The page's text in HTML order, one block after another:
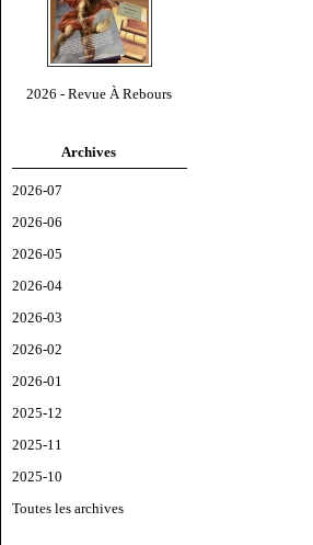
2026 - Revue À Rebours
Archives
2026-07
2026-06
2026-05
2026-04
2026-03
2026-02
2026-01
2025-12
2025-11
2025-10
Toutes les archives